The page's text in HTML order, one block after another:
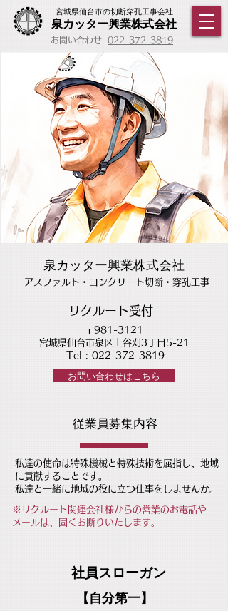
022-372-3819
泉カッター興業株式会社
宮城県仙台市の切断穿孔工事会社
​お問い合わせ
泉カッター興業株式会社
アスファルト・コンクリート切断・穿孔工事
リクルート受付
〒981-3121
​宮城県仙台市泉区上谷刈3丁目5-21
Tel : 022-372-3819
お問い合わせはこちら
従業員募集内容
私達の使命は特殊機械と特殊技術を屈指し、地域
に貢献することです。
​私達と一緒に地域の役に立つ仕事をしませんか。
※リクルート関連会社様からの営業のお電話や
メールは、固くお断りいたします。
​社員スローガン
【自分第一】